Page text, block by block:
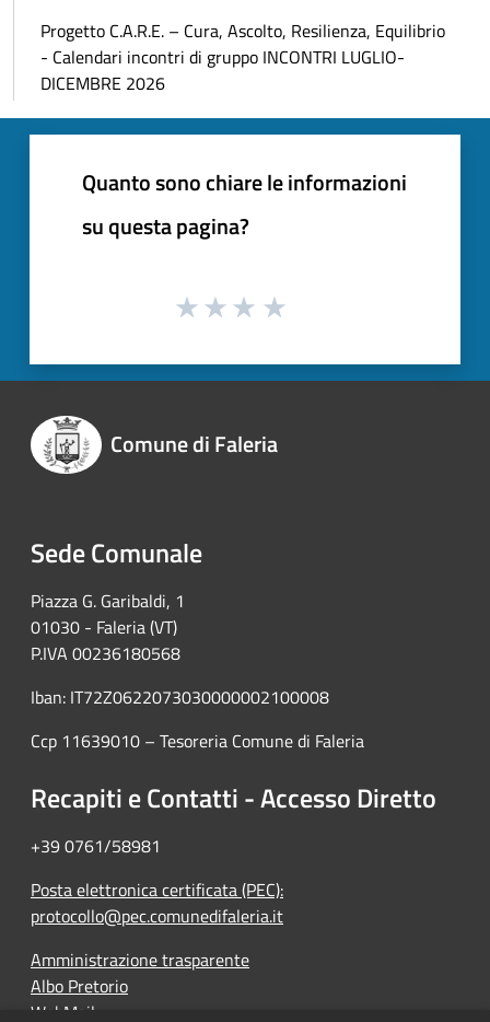
Progetto C.A.R.E. – Cura, Ascolto, Resilienza, Equilibrio
- Calendari incontri di gruppo INCONTRI LUGLIO-
DICEMBRE 2026
Quanto sono chiare le informazioni
su questa pagina?
Comune di Faleria
Sede Comunale
Piazza G. Garibaldi, 1
01030 - Faleria (VT)
P.IVA 00236180568
Iban: IT72Z0622073030000002100008
Ccp 11639010 – Tesoreria Comune di Faleria
Recapiti e Contatti - Accesso Diretto
+39 0761/58981
Posta elettronica certificata (PEC):
protocollo@pec.comunedifaleria.it
Amministrazione trasparente
Albo Pretorio
WebMail